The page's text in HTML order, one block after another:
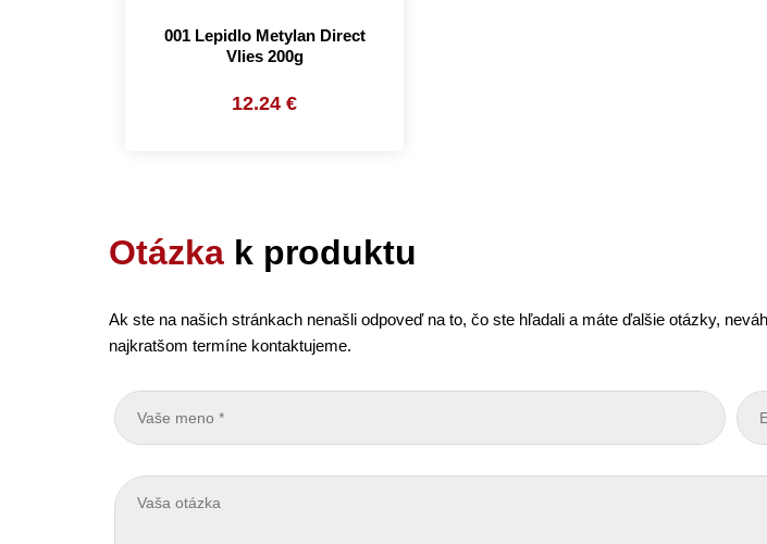
001 Lepidlo Metylan Direct
Vlies 200g
12.24 €
Otázka k produktu
Ak ste na našich stránkach nenašli odpoveď na to, čo ste hľadali a máte ďalšie otázky,
najkratšom termíne kontaktujeme.